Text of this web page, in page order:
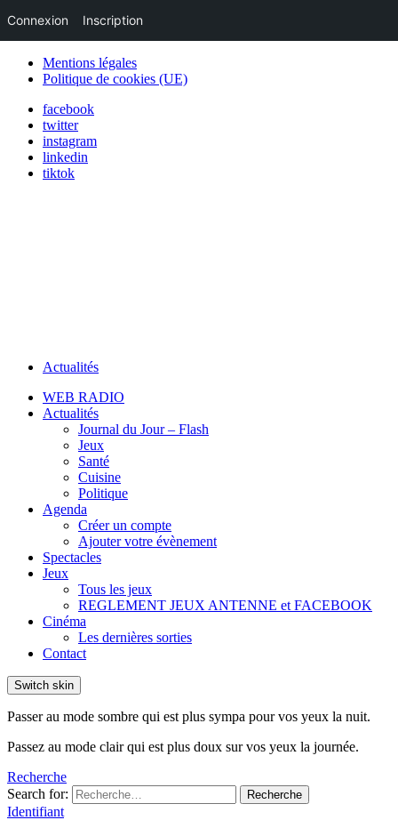
Mentions légales
Politique de cookies (UE)
facebook
twitter
instagram
linkedin
tiktok
Actualités
WEB RADIO
Actualités
Journal du Jour – Flash
Jeux
Santé
Cuisine
Politique
Agenda
Créer un compte
Ajouter votre évènement
Spectacles
Jeux
Tous les jeux
REGLEMENT JEUX ANTENNE et FACEBOOK
Cinéma
Les dernières sorties
Contact
Switch skin
Passer au mode sombre qui est plus sympa pour vos yeux la nuit.
Passez au mode clair qui est plus doux sur vos yeux la journée.
Recherche
Search for:
Recherche
Identifiant
Connexion Inscription